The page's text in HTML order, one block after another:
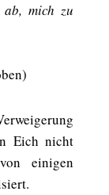
mich zu
Eich nicht
einigen